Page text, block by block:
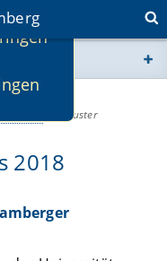
IT Cluster
2018